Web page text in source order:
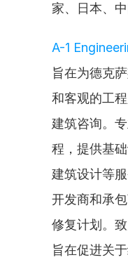
家、日本、
A-1
旨在为德克
和客观的工
建筑咨询。
程，提供基
建筑设计等
开发商和承
修复计划。
旨在促进关